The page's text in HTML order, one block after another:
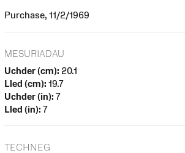
Purchase, 11/2/1969
MESURIADAU
Uchder (cm): 20.1
Lled (cm): 19.7
Uchder (in): 7
Lled (in): 7
TECHNEG